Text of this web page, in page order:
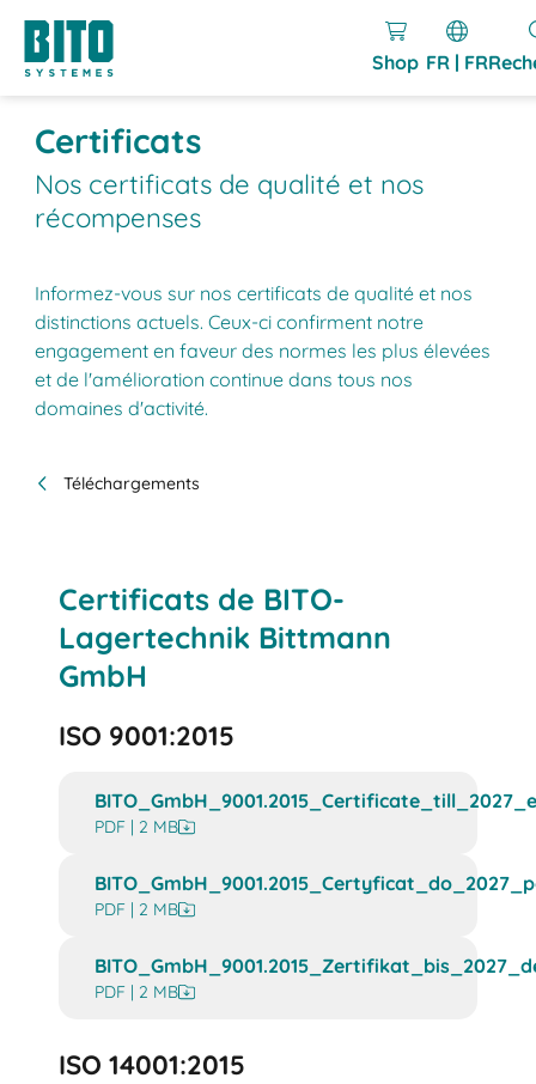
Shop FR | FR
Certificats
Nos certificats de qualité et nos
récompenses
Informez-vous sur nos certificats de qualité et nos
distinctions actuels. Ceux-ci confirment notre
engagement en faveur des normes les plus élevées
et de l'amélioration continue dans tous nos
domaines d'activité.
Téléchargements
Certificats de BITO-
Lagertechnik Bittmann
GmbH
ISO 9001:2015
PDF | 2 MB
PDF | 2 MB
PDF | 2 MB
ISO 14001:2015